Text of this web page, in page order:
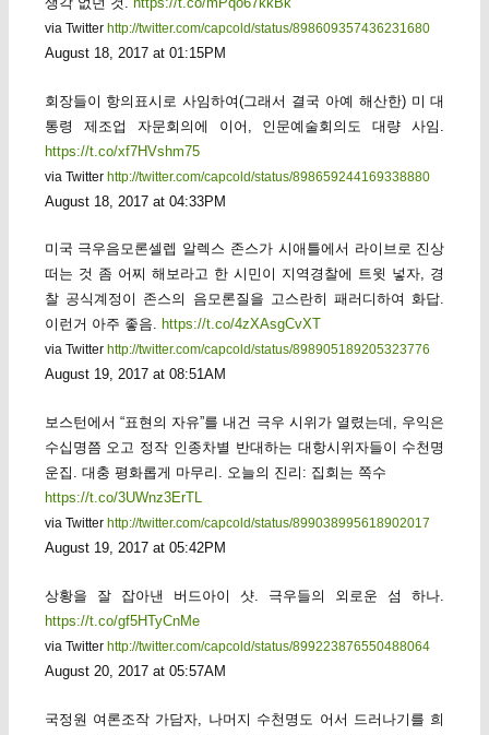
via Twitter http://twitter.com/capcold/status/898609357436231680
August 18, 2017 at 01:15PM
회장들이 항의표시로 사임하여(그래서 결국 아예 해산한) 미 대
통령 제조업 자문회의에 이어, 인문예술회의도 대량 사임.
https://t.co/xf7HVshm75
via Twitter http://twitter.com/capcold/status/898659244169338880
August 18, 2017 at 04:33PM
미국 극우음모론셀렙 알렉스 존스가 시애틀에서 라이브로 진상
떠는 것 좀 어찌 해보라고 한 시민이 지역경찰에 트윗 넣자, 경
찰 공식계정이 존스의 음모론질을 고스란히 패러디하여 화답.
이런거 아주 좋음. https://t.co/4zXAsgCvXT
via Twitter http://twitter.com/capcold/status/898905189205323776
August 19, 2017 at 08:51AM
보스턴에서 “표현의 자유”를 내건 극우 시위가 열렸는데, 우익은
수십명쯤 오고 정작 인종차별 반대하는 대항시위자들이 수천명
운집. 대충 평화롭게 마무리. 오늘의 진리: 집회는 쪽수
https://t.co/3UWnz3ErTL
via Twitter http://twitter.com/capcold/status/899038995618902017
August 19, 2017 at 05:42PM
상황을 잘 잡아낸 버드아이 샷. 극우들의 외로운 섬 하나.
https://t.co/gf5HTyCnMe
via Twitter http://twitter.com/capcold/status/899223876550488064
August 20, 2017 at 05:57AM
국정원 여론조작 가담자, 나머지 수천명도 어서 드러나기를 희